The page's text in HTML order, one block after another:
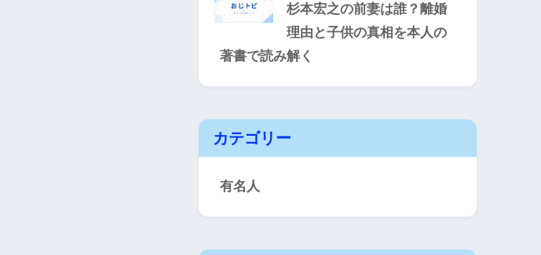
杉本宏之の前妻は誰？離婚
理由と子供の真相を本人の
著書で読み解く
カテゴリー
有名人